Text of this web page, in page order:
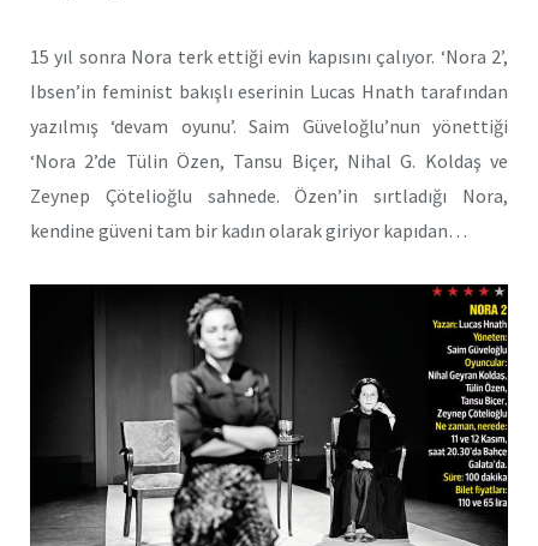
15 yıl sonra Nora terk ettiği evin kapısını çalıyor. ‘Nora 2’,
Ibsen’in feminist bakışlı eserinin Lucas Hnath tarafından
yazılmış ‘devam oyunu’. Saim Güveloğlu’nun yönettiği
‘Nora 2’de Tülin Özen, Tansu Biçer, Nihal G. Koldaş ve
Zeynep Çötelioğlu sahnede. Özen’in sırtladığı Nora,
kendine güveni tam bir kadın olarak giriyor kapıdan…